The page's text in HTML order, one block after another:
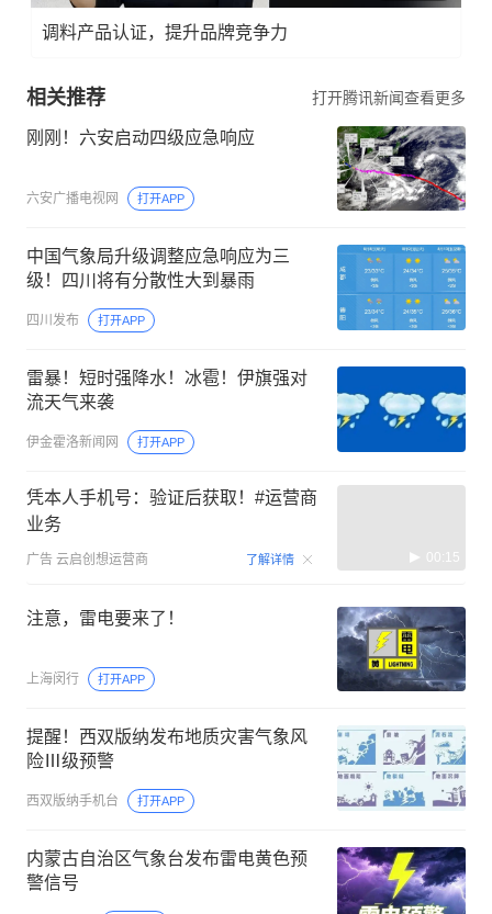
调料产品认证，提升品牌竞争力
相关推荐 打开腾讯新闻查看更多
刚刚！六安启动四级应急响应
六安广播电视网 打开APP
中国气象局升级调整应急响应为三
级！四川将有分散性大到暴雨
四川发布 打开APP
雷暴！短时强降水！冰雹！伊旗强对
流天气来袭
伊金霍洛新闻网 打开APP
凭本人手机号：验证后获取！#运营商
业务
广告 云启创想运营商 了解详情 00:15
注意，雷电要来了！
上海闵行 打开APP
提醒！西双版纳发布地质灾害气象风
险Ⅲ级预警
西双版纳手机台 打开APP
内蒙古自治区气象台发布雷电黄色预
警信号